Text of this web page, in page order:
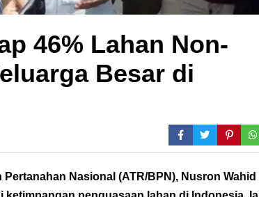
46% Lahan Non-
Besar di
Nasional (ATR/BPN), Nusron Wahid